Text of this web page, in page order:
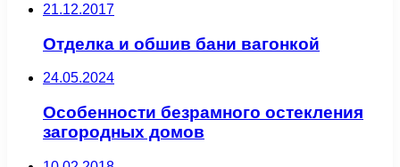
21.12.2017
Отделка и обшив бани вагонкой
24.05.2024
Особенности безрамного остекления
загородных домов